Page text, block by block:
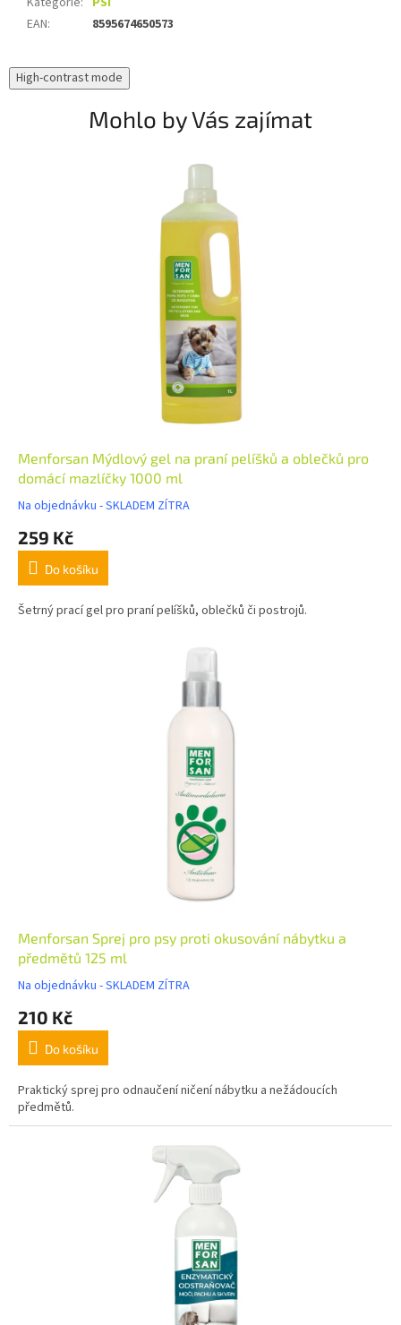
EAN: 8595674650573
High-contrast mode
Mohlo by Vás zajímat
Menforsan Mýdlový gel na praní pelíšků a oblečků pro
domácí mazlíčky 1000 ml
Na objednávku - SKLADEM ZÍTRA
259 Kč
Do košíku
Šetrný prací gel pro praní pelíšků, oblečků či postrojů.
Menforsan Sprej pro psy proti okusování nábytku a
předmětů 125 ml
Na objednávku - SKLADEM ZÍTRA
210 Kč
Do košíku
Praktický sprej pro odnaučení ničení nábytku a nežádoucích
předmětů.